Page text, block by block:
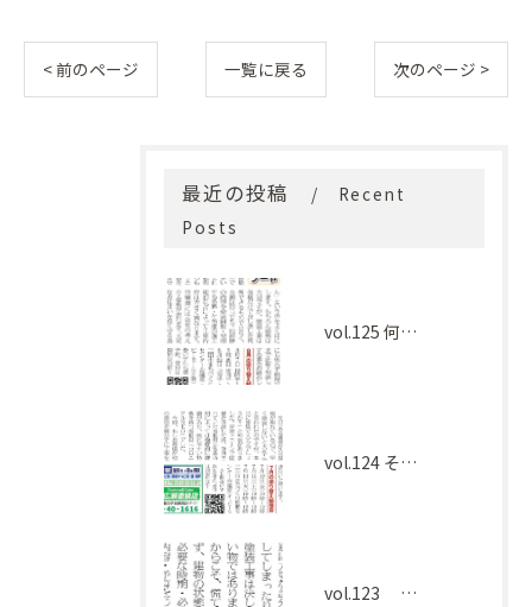
< 前のページ 一覧に戻る 次のページ >
最近の投稿
Recent
Posts
vol.125 何を基準に選べばよい？
vol.124 その工事本当に必要ですか？
vol.123 塗装工事、慌てて決める前に大切なこと。